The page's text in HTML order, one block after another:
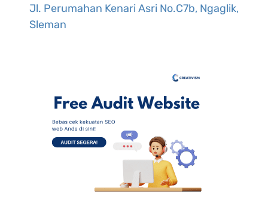
Jl. Perumahan Kenari Asri No.C7b, Ngaglik,
Sleman